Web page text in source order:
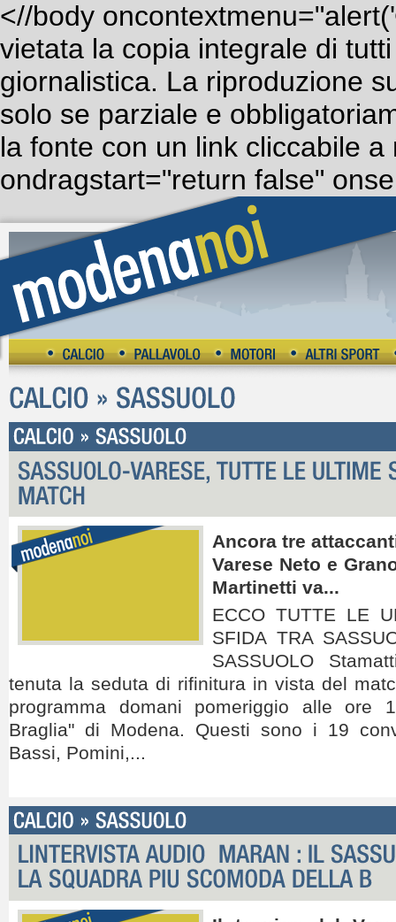
<//body
vietata la copia integrale di
giornalistica. La riproduzione
solo se parziale e
la fonte con un link cliccabile
ondragstart="return false"
Ancora tre
Varese Neto e
Martinetti va...
ECCO TUTTE LE
SFIDA TRA
SASSUOLO
tenuta la seduta di rifinitura in vista del
programma domani pomeriggio alle ore
Braglia" di Modena. Questi sono i 19
Bassi, Pomini,...